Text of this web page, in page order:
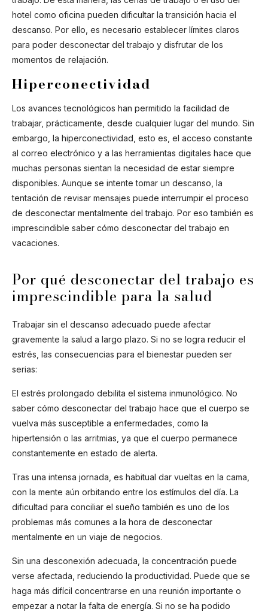
hotel como oficina pueden dificultar la transición hacia el
descanso. Por ello, es necesario establecer límites claros
para poder desconectar del trabajo y disfrutar de los
momentos de relajación.
Hiperconectividad
Los avances tecnológicos han permitido la facilidad de
trabajar, prácticamente, desde cualquier lugar del mundo. Sin
embargo, la hiperconectividad, esto es, el acceso constante
al correo electrónico y a las herramientas digitales hace que
muchas personas sientan la necesidad de estar siempre
disponibles. Aunque se intente tomar un descanso, la
tentación de revisar mensajes puede interrumpir el proceso
de desconectar mentalmente del trabajo. Por eso también es
imprescindible saber cómo desconectar del trabajo en
vacaciones.
Por qué desconectar del trabajo es
imprescindible para la salud
Trabajar sin el descanso adecuado puede afectar
gravemente la salud a largo plazo. Si no se logra reducir el
estrés, las consecuencias para el bienestar pueden ser
serias:
El estrés prolongado debilita el sistema inmunológico. No
saber cómo desconectar del trabajo hace que el cuerpo se
vuelva más susceptible a enfermedades, como la
hipertensión o las arritmias, ya que el cuerpo permanece
constantemente en estado de alerta.
Tras una intensa jornada, es habitual dar vueltas en la cama,
con la mente aún orbitando entre los estímulos del día. La
dificultad para conciliar el sueño también es uno de los
problemas más comunes a la hora de desconectar
mentalmente en un viaje de negocios.
Sin una desconexión adecuada, la concentración puede
verse afectada, reduciendo la productividad. Puede que se
haga más difícil concentrarse en una reunión importante o
empezar a notar la falta de energía. Si no se ha podido